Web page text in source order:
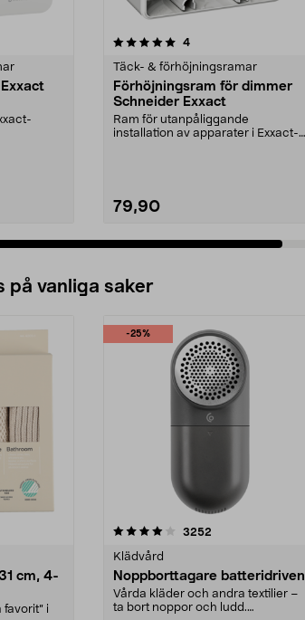
4recensioner
Täck- & förhöjningsramar
Förhöjningsram för dimmer
Schneider Exxact
Ram för utanpåliggande
installation av apparater i Exxact-
79,90
4.5 av 5 stjärnor
på vanliga saker
cm, 4-
i
-25%
3252
Klädvård
Noppborttagare batteridriven
Vårda kläder och andra textilier –
ta bort noppor och ludd.
4.5av 5 stjärnor